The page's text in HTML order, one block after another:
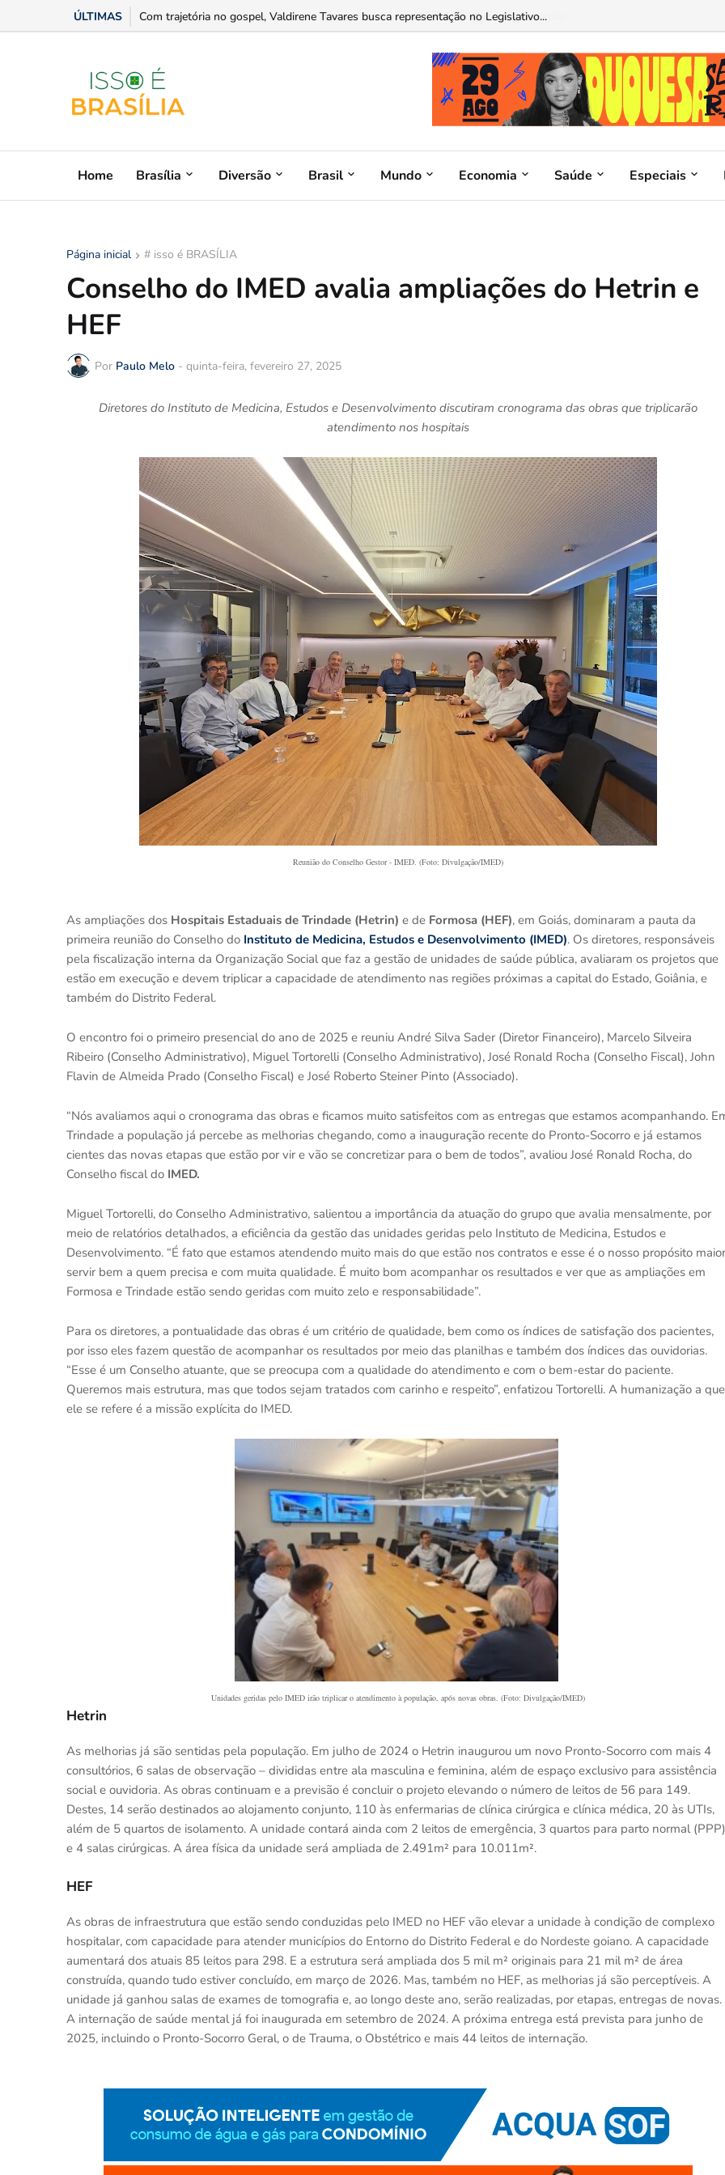
ÚLTIMAS Com trajetória no gospel, Valdirene Tavares busca representação no Legislativo...
Home Brasília Diversão Brasil Mundo Economia Saúde Especiais
Página inicial # isso é BRASÍLIA
Conselho do IMED avalia ampliações do Hetrin e
HEF
Por Paulo Melo - quinta-feira, fevereiro 27, 2025
Diretores do Instituto de Medicina, Estudos e Desenvolvimento discutiram cronograma das obras que triplicarão
atendimento nos hospitais
Reunião do Conselho Gestor - IMED. (Foto: Divulgação/IMED)
As ampliações dos Hospitais Estaduais de Trindade (Hetrin) e de Formosa (HEF), em Goiás, dominaram a pauta da
primeira reunião do Conselho do Instituto de Medicina, Estudos e Desenvolvimento (IMED). Os diretores, responsáveis
pela fiscalização interna da Organização Social que faz a gestão de unidades de saúde pública, avaliaram os projetos que
estão em execução e devem triplicar a capacidade de atendimento nas regiões próximas a capital do Estado, Goiânia, e
também do Distrito Federal.
O encontro foi o primeiro presencial do ano de 2025 e reuniu André Silva Sader (Diretor Financeiro), Marcelo Silveira
Ribeiro (Conselho Administrativo), Miguel Tortorelli (Conselho Administrativo), José Ronald Rocha (Conselho Fiscal), John
Flavin de Almeida Prado (Conselho Fiscal) e José Roberto Steiner Pinto (Associado).
“Nós avaliamos aqui o cronograma das obras e ficamos muito satisfeitos com as entregas que estamos acompanhando.
Trindade a população já percebe as melhorias chegando, como a inauguração recente do Pronto-Socorro e já estamos
cientes das novas etapas que estão por vir e vão se concretizar para o bem de todos”, avaliou José Ronald Rocha, do
Conselho fiscal do IMED.
Miguel Tortorelli, do Conselho Administrativo, salientou a importância da atuação do grupo que avalia mensalmente, por
meio de relatórios detalhados, a eficiência da gestão das unidades geridas pelo Instituto de Medicina, Estudos e
Desenvolvimento. “É fato que estamos atendendo muito mais do que estão nos contratos e esse é o nosso propósito
servir bem a quem precisa e com muita qualidade. É muito bom acompanhar os resultados e ver que as ampliações em
Formosa e Trindade estão sendo geridas com muito zelo e responsabilidade”.
Para os diretores, a pontualidade das obras é um critério de qualidade, bem como os índices de satisfação dos pacientes,
por isso eles fazem questão de acompanhar os resultados por meio das planilhas e também dos índices das ouvidorias.
“Esse é um Conselho atuante, que se preocupa com a qualidade do atendimento e com o bem-estar do paciente.
Queremos mais estrutura, mas que todos sejam tratados com carinho e respeito”, enfatizou Tortorelli. A humanização a que
ele se refere é a missão explícita do IMED.
Unidades geridas pelo IMED irão triplicar o atendimento à população, após novas obras. (Foto: Divulgação/IMED)
Hetrin
As melhorias já são sentidas pela população. Em julho de 2024 o Hetrin inaugurou um novo Pronto-Socorro com mais 4
consultórios, 6 salas de observação – divididas entre ala masculina e feminina, além de espaço exclusivo para assistência
social e ouvidoria. As obras continuam e a previsão é concluir o projeto elevando o número de leitos de 56 para 149.
Destes, 14 serão destinados ao alojamento conjunto, 110 às enfermarias de clínica cirúrgica e clínica médica, 20 às UTIs,
além de 5 quartos de isolamento. A unidade contará ainda com 2 leitos de emergência, 3 quartos para parto normal (PPP)
e 4 salas cirúrgicas. A área física da unidade será ampliada de 2.491m² para 10.011m².
HEF
As obras de infraestrutura que estão sendo conduzidas pelo IMED no HEF vão elevar a unidade à condição de complexo
hospitalar, com capacidade para atender municípios do Entorno do Distrito Federal e do Nordeste goiano. A capacidade
aumentará dos atuais 85 leitos para 298. E a estrutura será ampliada dos 5 mil m² originais para 21 mil m² de área
construída, quando tudo estiver concluído, em março de 2026. Mas, também no HEF, as melhorias já são perceptíveis. A
unidade já ganhou salas de exames de tomografia e, ao longo deste ano, serão realizadas, por etapas, entregas de novas.
A internação de saúde mental já foi inaugurada em setembro de 2024. A próxima entrega está prevista para junho de
2025, incluindo o Pronto-Socorro Geral, o de Trauma, o Obstétrico e mais 44 leitos de internação.